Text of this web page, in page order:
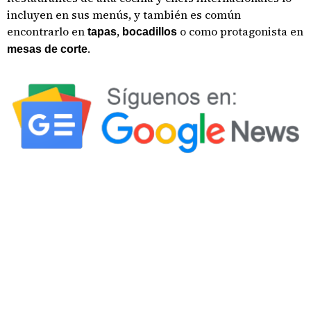
incluyen en sus menús, y también es común
encontrarlo en tapas, bocadillos o como protagonista en
mesas de corte.